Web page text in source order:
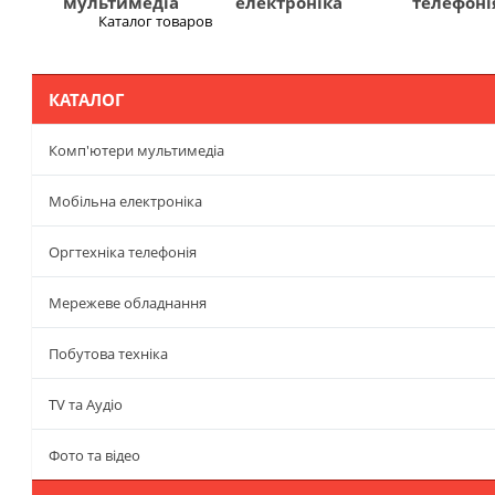
Каталог товаров
КАТАЛОГ
Комп'ютери мультимедіа
Мобільна електроніка
Оргтехніка телефонія
Мережеве обладнання
Побутова техніка
TV та Аудіо
Фото та відео